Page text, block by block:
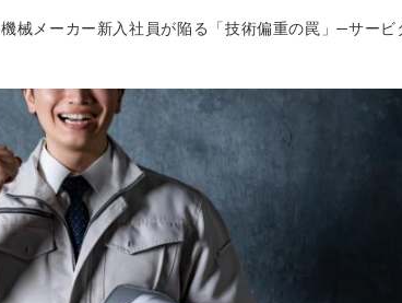
機械メーカー新入社員が陥る「技術偏重の罠」─サー